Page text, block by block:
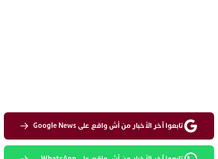
تابعوا آخر الأخبار من أش واقع على Google News